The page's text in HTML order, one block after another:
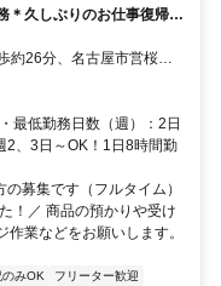
＊久しぶりのお仕事復帰の
約26分、名古屋市営桜通
5分／名古屋市立滝ノ水中
最低勤務日数（週）：2日
、3日～OK！1日8時間勤
募集です（フルタイム）
！／ 商品の預かりや受け
業などをお願いします。
のみOK
フリーター歓迎